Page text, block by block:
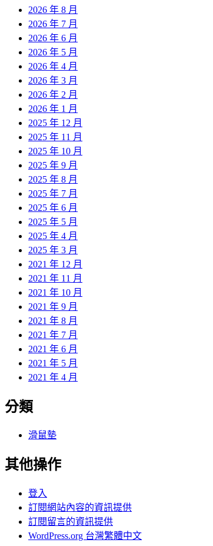
章:
2026 年 8 月
2026 年 7 月
2026 年 6 月
2026 年 5 月
2026 年 4 月
2026 年 3 月
2026 年 2 月
2026 年 1 月
2025 年 12 月
2025 年 11 月
2025 年 10 月
2025 年 9 月
2025 年 8 月
2025 年 7 月
2025 年 6 月
2025 年 5 月
2025 年 4 月
2025 年 3 月
2021 年 12 月
2021 年 11 月
2021 年 10 月
2021 年 9 月
2021 年 8 月
2021 年 7 月
2021 年 6 月
2021 年 5 月
2021 年 4 月
分類
滑鼠墊
其他操作
登入
訂閱網站內容的資訊提供
訂閱留言的資訊提供
WordPress.org 台灣繁體中文